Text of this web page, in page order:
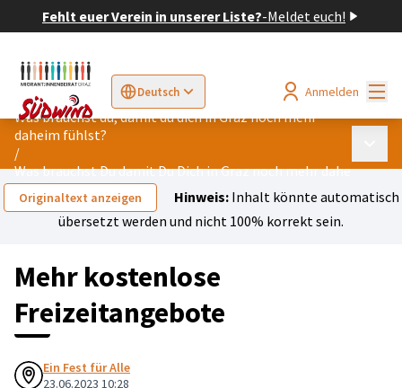
Fehlt euer Verein in unserer Liste?-Meldet euch!
Deutsch
Sprache wählen Choose languageElegir el idioma
Anmelden
Was brauchst du, damit du dich in Graz noch mehr
daheim fühlst?
/
Was brauchst Du damit Du Dich in Graz noch mehr daheim
Originaltext anzeigen Hinweis:Inhalt könnte automatisch
übersetzt werden und nicht 100% korrekt sein.
Mehr kostenlose
Freizeitangebote
Ein Fest für Alle
23.06.2023 10:28